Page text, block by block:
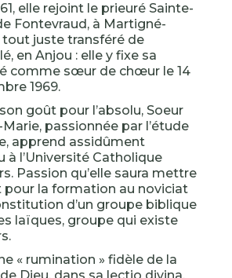
elle rejoint le prieuré Sainte-
Fontevraud, à Martigné-
tout juste transféré de
en Anjou : elle y fixe sa
comme sœur de chœur le 14
1969.
goût pour l’absolu, Soeur
passionnée par l’étude
apprend assidûment
à l’Université Catholique
Passion qu’elle saura mettre
pour la formation au noviciat
d’un groupe biblique
laïques, groupe qui existe
« rumination » fidèle de la